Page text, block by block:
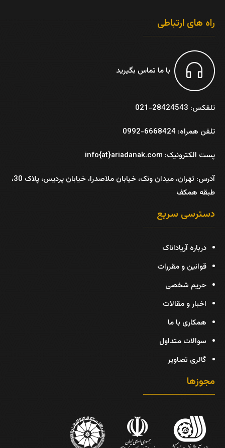
راه های ارتباطی
با ما تماس بگیرید
تلفکس: 28424543-021
تلفن همراه: 6668424-0992
پست الکترونیک: info{at}ariadanak.com
آدرس:
تهران، میدان ونک، خیابان ملاصدرا، خیابان پردیس، پلاک 30،
طبقه همکف
دسترسی سریع
درباره آریاداناک
قوانین و مقررات
حریم شخصی
اخبار و مقالات
همکاری با ما
سوالات متداول
گالری تصاویر
مجوزها